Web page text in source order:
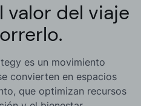
valor del viaje
es un movimiento
convierten en espacios
que optimizan recursos